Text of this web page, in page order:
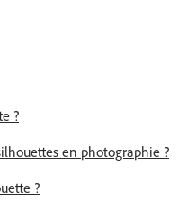
?
en photographie ?
?